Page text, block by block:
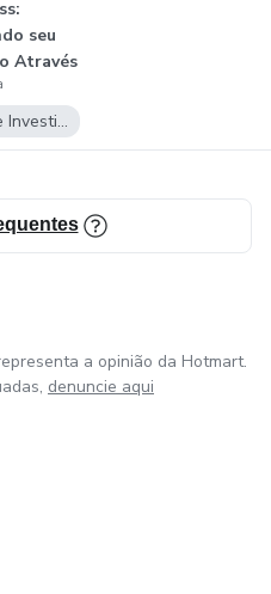
seu
Através
Finanças e Investimentos
a opinião da Hotmart.
denuncie aqui